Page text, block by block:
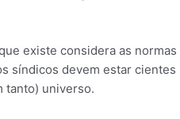
existe considera as normas
síndicos devem estar cientes
tanto) universo.